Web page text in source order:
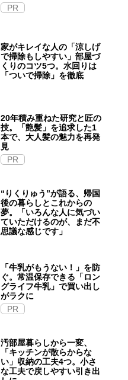
PR
家がキレイな人の「涼しげ
で掃除もしやすい」部屋づ
くりのコツ5つ。水回りは
「ついで掃除」を徹底
20年積み重ねた研究と匠の
技。「艶髪」を追求した1
本で、大人髪の魅力を再発
見
PR
“りくりゅう”が語る、帰国
後の暮らしとこれからの
夢。「いろんな人に気づい
ていただけるのが、まだ不
思議な感じです」
「牛乳がもうない！」を防
ぐ。常温保存できる「ロン
グライフ牛乳」で買い出し
がラクに
PR
汚部屋暮らしから一変、
「キッチンが散らからな
い」収納の工夫4つ。小さ
な工夫で戻しやすい引き出